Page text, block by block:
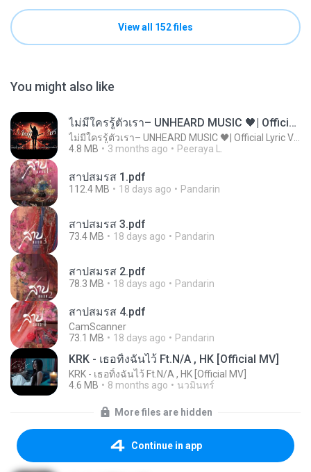
View all 152 files
You might also like
ไม่มีใครรู้ตัวเรา– UNHEARD MUSIC 🖤| Official Lyric Video | เพลงสู้ชีวิต
4.8 MB
3 months ago Peeraya L.
สาปสมรส 1.pdf
112.4 MB 18 days ago Pandarin
สาปสมรส 3.pdf
73.4 MB 18 days ago Pandarin
สาปสมรส 2.pdf
78.3 MB 18 days ago Pandarin
สาปสมรส 4.pdf
CamScanner
73.1 MB
18 days ago Pandarin
KRK - เธอทิ้งฉันไว้ Ft.N/A , HK [Official MV]
KRK - เธอทิ้งฉันไว้ Ft.N/A , HK [Official MV]
4.6 MB
8 months ago นวมินทร์
More files are hidden
Continue in app